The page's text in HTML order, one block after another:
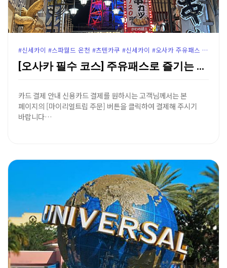
#신세카이 #스파월드 온천 #츠텐카쿠 #신세카이 #오사카 주유패스 즐기기#오사카 스시 추천 #구시카츠 다루마
[오사카 필수 코스] 주유패스로 즐기는 츠텐카쿠 전망대…
카드 결제 안내 신용카드 결제를 원하시는 고객님께서는 본
페이지의 [마이리얼트립 주문] 버튼을 클릭하여 결제해 주시기
바랍니다…